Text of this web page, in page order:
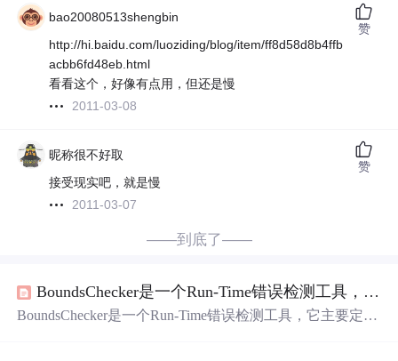
bao20080513shengbin
http://hi.baidu.com/luoziding/blog/item/ff8d58d8b4ffb
acbb6fd48eb.html
看看这个，好像有点用，但还是慢
2011-03-08
赞
昵称很不好取
接受现实吧，就是慢
2011-03-07
赞
——到底了——
BoundsChecker是一个Run-Time错误检测工具，它主要定位程序在
BoundsChecker是一个Run-Time错误检测工具，它主要定位